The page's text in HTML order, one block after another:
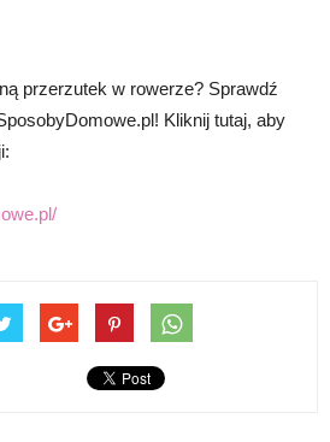
przerzutek w rowerze? Sprawdź
Kliknij tutaj, aby